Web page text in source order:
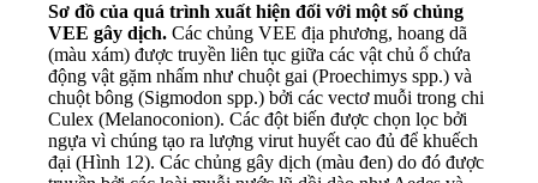
Sơ đồ của quá trình xuất hiện đối với một số chủng
VEE gây dịch. Các chủng VEE địa phương, hoang dã
(màu xám) được truyền liên tục giữa các vật chủ ổ chứa
động vật gặm nhấm như chuột gai (Proechimys spp.) và
chuột bông (Sigmodon spp.) bởi các vectơ muỗi trong chi
Culex (Melanoconion). Các đột biến được chọn lọc bởi
ngựa vì chúng tạo ra lượng virut huyết cao đủ để khuếch
đại (Hình 12). Các chủng gây dịch (màu đen) do đó được